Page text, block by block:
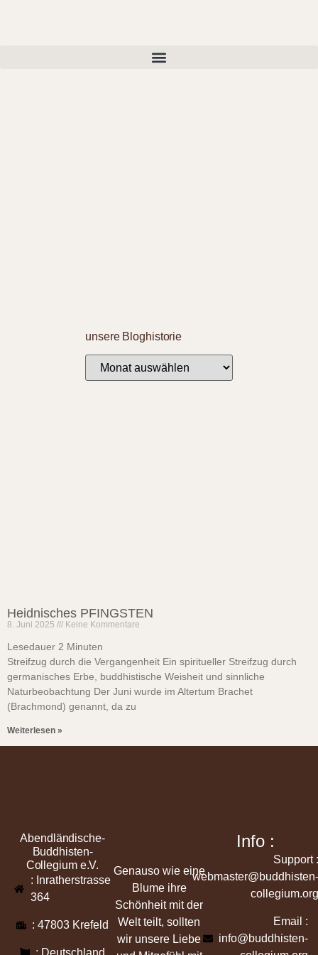
unsere Bloghistorie
Heidnisches PFINGSTEN
8. Juni 2025 Keine Kommentare
Lesedauer 2 Minuten
Streifzug durch die Vergangenheit Ein spiritueller Streifzug durch
germanisches Erbe, buddhistische Weisheit und sinnliche
Naturbeobachtung Der Juni wurde im Altertum Brachet
(Brachmond) genannt, da zu
Weiterlesen »
Abendländische-
Buddhisten-
Collegium e.V.
: Inratherstrasse
364
: 47803 Krefeld
: Deutschland
Genauso wie eine
Blume ihre
Schönheit mit der
Welt teilt, sollten
wir unsere Liebe
Info :
Support :
webmaster@buddhisten-
collegium.org
Email :
info@buddhisten-